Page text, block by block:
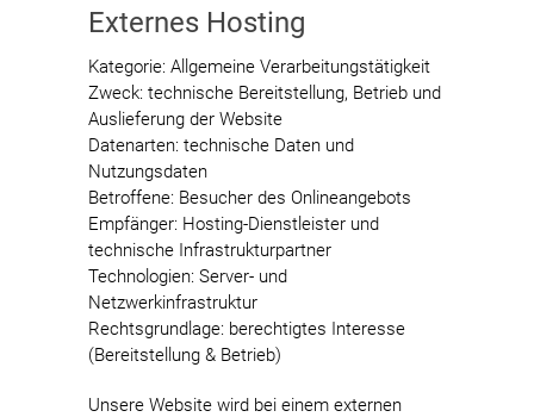
Externes Hosting
Kategorie: Allgemeine Verarbeitungstätigkeit
Zweck: technische Bereitstellung, Betrieb und
Auslieferung der Website
Datenarten: technische Daten und
Nutzungsdaten
Betroffene: Besucher des Onlineangebots
Empfänger: Hosting-Dienstleister und
technische Infrastrukturpartner
Technologien: Server- und
Netzwerkinfrastruktur
Rechtsgrundlage: berechtigtes Interesse
(Bereitstellung & Betrieb)
Unsere Website wird bei einem externen